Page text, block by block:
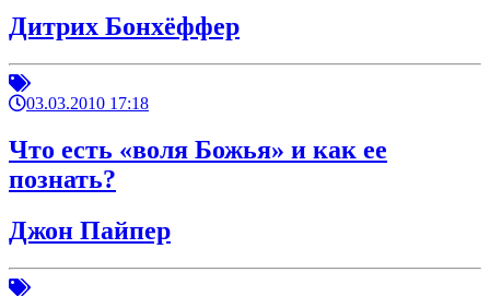
Дитрих Бонхёффер
03.03.2010 17:18
Что есть «воля Божья» и как ее
познать?
Джон Пайпер